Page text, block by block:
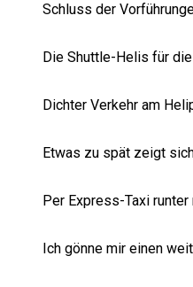
Schluss der
Die Shuttle-Helis für
Dichter Verkehr am
Etwas zu spät zeigt
Per Express-Taxi
Ich gönne mir einen